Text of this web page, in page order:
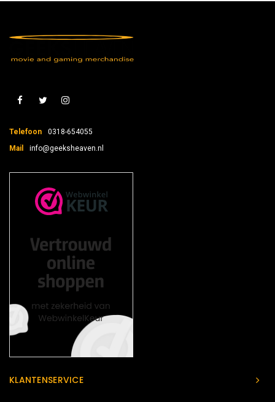
Telefoon
0318-654055
Mail
info@geeksheaven.nl
KLANTENSERVICE